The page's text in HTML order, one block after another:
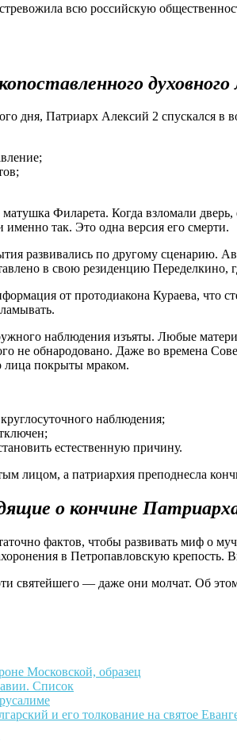
всю российскую
дня, Патриарх Алексий 2 спускался в
Филарета. Когда взломали
так. Это одна версия его смерти.
развивались по другому сценарию.
в свою резиденцию
от протодиакона Кураева, что
наблюдения изъяты. Любые
не обнародовано. Даже во времена
лица покрыты мраком.
наблюдения;
естественную причину.
лицом, а патриархия преподнесла
о кончине
фактов, чтобы развивать миф о
в Петропавловскую
святейшего — даже они молчат. Об
Московской, образец
Список
и его толкование на святое